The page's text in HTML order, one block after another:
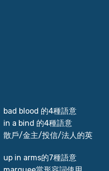
bad blood 的4種語意
in a bind 的4種語意
散戶/金主/投信/法人的英
up in arms的7種語意